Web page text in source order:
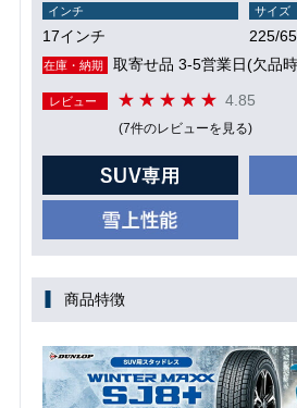
インチ
17インチ
サイズ
225/
在庫・納期 取寄せ品 3-5営業日(欠品
レビュー 4.85
(7件のレビューを見る)
商品特徴